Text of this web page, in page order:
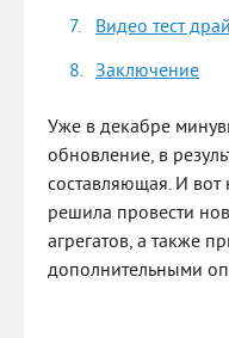
Видео тест
Заключение
Уже в декабре
обновление, в
составляющая. И вот
решила провести
агрегатов, а также
дополнительными